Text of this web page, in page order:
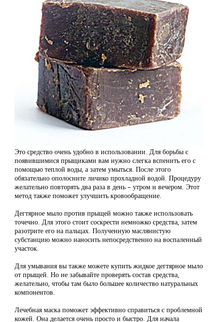
Это средство очень удобно в использовании. Для борьбы с
появившимися прыщиками вам нужно слегка вспенить его с
помощью теплой воды, а затем умыться. После этого
обязательно ополосните личико прохладной водой. Процедуру
желательно повторять два раза в день – утром и вечером. Этот
метод также поможет улучшить кровообращение.
Дегтярное мыло против прыщей можно также использовать
точечно. Для этого стоит соскрести немножко средства, затем
разотрите его на пальцах. Полученную маслянистую
субстанцию можно наносить непосредственно на воспаленный
участок.
Для умывания вы также можете купить жидкое дегтярное мыло
от прыщей. Но не забывайте проверять состав средства,
желательно, чтобы там было большее количество натуральных
компонентов.
Лечебная маска поможет эффективно справиться с проблемной
кожей. Она делается очень просто и быстро. Для начала